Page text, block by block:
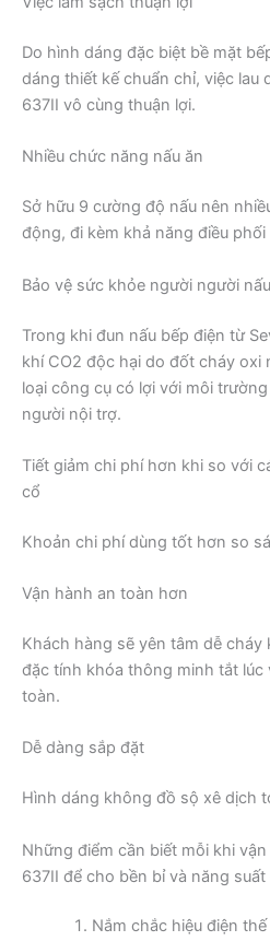
Do hình dáng đặc biệt bề mặt
dáng thiết kế chuẩn chỉ, việc lau
637II vô cùng thuận lợi.
Nhiều chức năng nấu ăn
Sở hữu 9 cường độ nấu nên
động, đi kèm khả năng điều
Bảo vệ sức khỏe người người
Trong khi đun nấu bếp điện từ
khí CO2 độc hại do đốt cháy oxi
loại công cụ có lợi với môi
người nội trợ.
Tiết giảm chi phí hơn khi so với
cổ
Khoản chi phí dùng tốt hơn so
Vận hành an toàn hơn
Khách hàng sẽ yên tâm dễ
đặc tính khóa thông minh tắt
toàn.
Dễ dàng sắp đặt
Hình dáng không đồ sộ xê dịch
Những điểm cần biết mỗi khi
637II để cho bền bỉ và năng
Nắm chắc hiệu điện